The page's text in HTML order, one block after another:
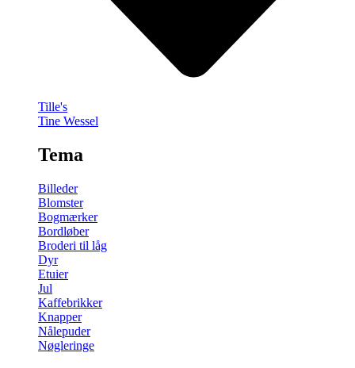
Tille's
Tine Wessel
Tema
Billeder
Blomster
Bogmærker
Bordløber
Broderi til låg
Dyr
Etuier
Jul
Kaffebrikker
Knapper
Nålepuder
Nøgleringe